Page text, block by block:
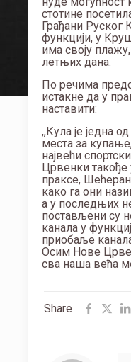
стотине
Грађани Руског
функцији, у
има своју
летњих дана.
По речима
истакне да у
наставити:
,,Кула је једна
места за
највећи
Црвенки такође
праксе,
како га они
а у последњих
постављени су
канала у
приобаље
Осим Нове
сва наша већа
Share